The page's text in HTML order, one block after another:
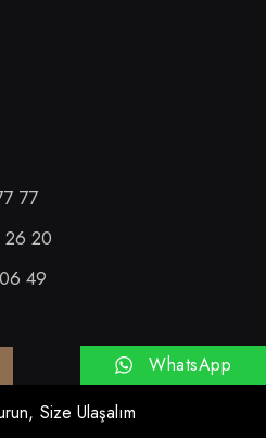
Size Ulaşalım
77
26 20
49
Hakları Saklıdır.
WhatsApp